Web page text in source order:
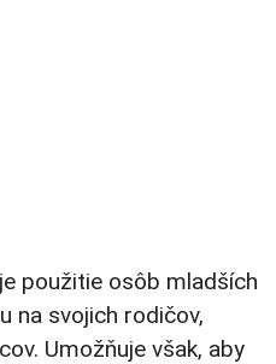
použitie osôb mladších
na svojich rodičov,
Umožňuje však, aby